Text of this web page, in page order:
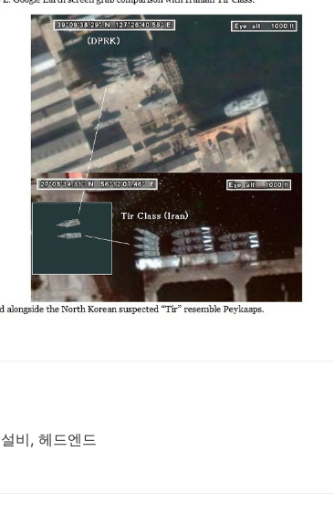
비, 헤드엔드